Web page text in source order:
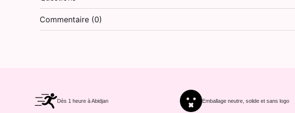
Commentaire (0)
Dès 1 heure à Abidjan Emballage neutre, solide et sans logo